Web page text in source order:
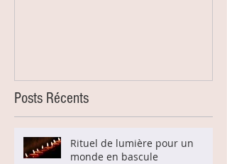
Posts Récents
Rituel de lumière pour un
monde en bascule